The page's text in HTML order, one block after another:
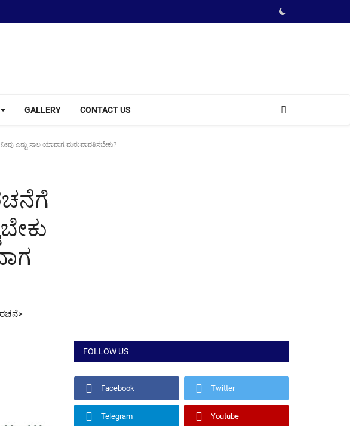
GALLERY CONTACT US
ಎಷ್ಟು ಸಾಲ ಯಾವಾಗ ಮರುಪಾವತಿಸಬೇಕು?
FOLLOW US
Facebook Twitter
Telegram Youtube